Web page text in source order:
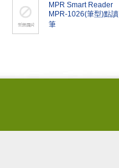
MPR Smart Reader
MPR-1026(筆型)點讀
筆